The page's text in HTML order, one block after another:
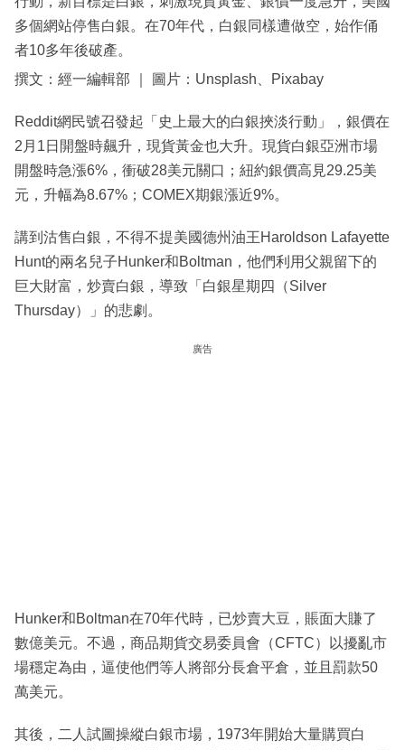
多個網站停售白銀。在70年代，白銀同樣遭做空，始作俑
者10多年後破產。
撰文：經一編輯部 ｜ 圖片：Unsplash、Pixabay
Reddit網民號召發起「史上最大的白銀挾淡行動」，銀價在
2月1日開盤時飆升，現貨黃金也大升。現貨白銀亞洲市場
開盤時急漲6%，衝破28美元關口；紐約銀價高見29.25美
元，升幅為8.67%；COMEX期銀漲近9%。
講到沽售白銀，不得不提美國德州油王Haroldson Lafayette
Hunt的兩名兒子Hunker和Boltman，他們利用父親留下的
巨大財富，炒賣白銀，導致「白銀星期四（Silver
Thursday）」的悲劇。
廣告
Hunker和Boltman在70年代時，已炒賣大豆，賬面大賺了
數億美元。不過，商品期貨交易委員會（CFTC）以擾亂市
場穩定為由，逼使他們等人將部分長倉平倉，並且罰款50
萬美元。
其後，二人試圖操縱白銀市場，1973年開始大量購買白